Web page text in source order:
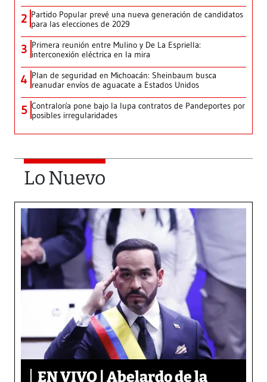
2 Partido Popular prevé una nueva generación de candidatos
para las elecciones de 2029
3 Primera reunión entre Mulino y De La Espriella:
interconexión eléctrica en la mira
4 Plan de seguridad en Michoacán: Sheinbaum busca
reanudar envíos de aguacate a Estados Unidos
5 Contraloría pone bajo la lupa contratos de Pandeportes por
posibles irregularidades
Lo Nuevo
EN VIVO | Abelardo de la